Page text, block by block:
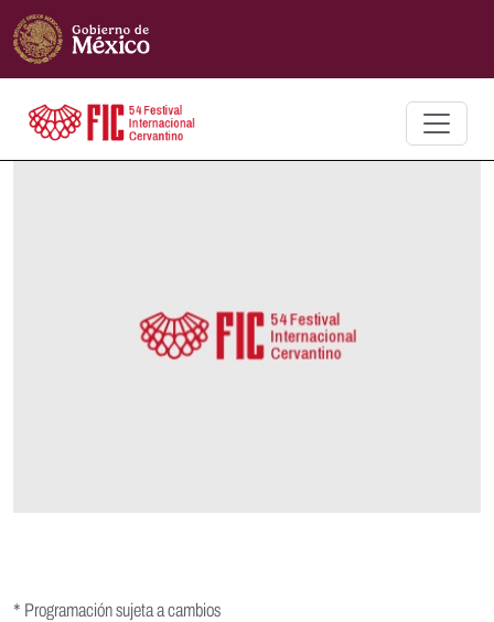
* Programación sujeta a cambios